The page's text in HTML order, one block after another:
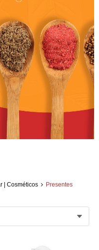
| Cosméticos Presentes